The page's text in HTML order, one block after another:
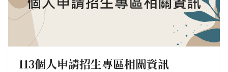
113個人申請招生專區相關資訊